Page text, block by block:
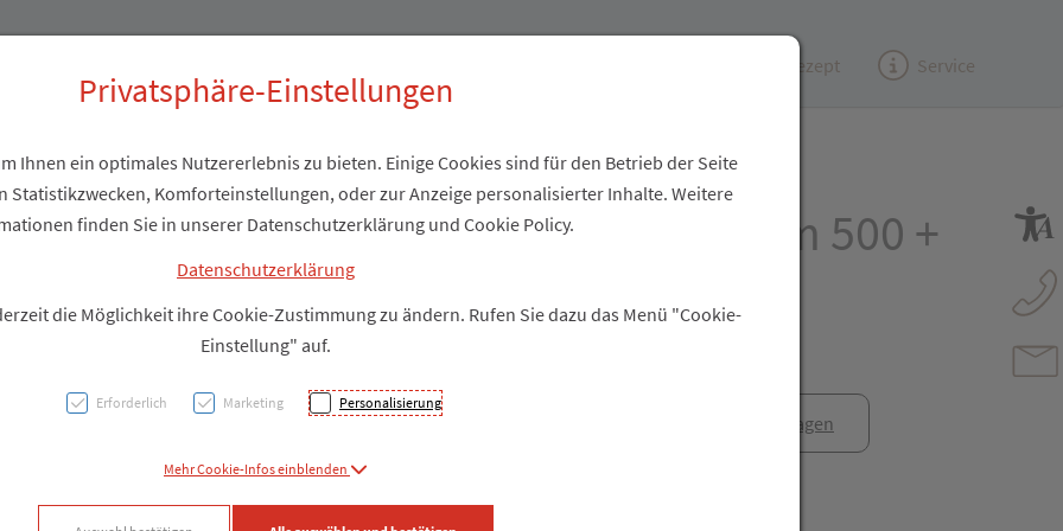
(e)Rezept Service
tetesept Magnesium 500 +
Rezept anfragen
Privatsphäre-Einstellungen
Ihnen ein optimales Nutzererlebnis zu bieten. Einige Cookies sind für den Betrieb der Seite
Statistikzwecken, Komforteinstellungen, oder zur Anzeige personalisierter Inhalte. Weitere
finden Sie in unserer Datenschutzerklärung und Cookie Policy.
Datenschutzerklärung
die Möglichkeit ihre Cookie-Zustimmung zu ändern. Rufen Sie dazu das Menü "Cookie-
Einstellung" auf.
Erforderlich Marketing Personalisierung
Mehr Cookie-Infos einblenden